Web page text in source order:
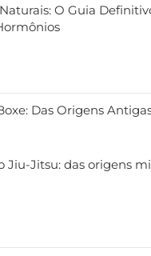
O Guia
Das Origens
Jiu-Jitsu: das origens